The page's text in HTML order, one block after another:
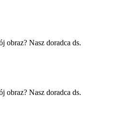
obraz? Nasz doradca ds.
obraz? Nasz doradca ds.